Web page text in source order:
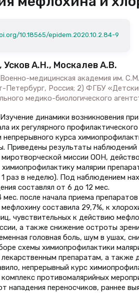
10.18565/epidem.2020.10.2.84-9
Усков А.Н., Москалев А.В.
медицинская академия им.
Петербург, Россия; 2) ФГБУ
медико-биологического
динамики возникновения
их регулярного
курса
Приведены результаты
миссии ООН,
малярии
раз в неделю). Под наблюдением
составлял от 6 до 12 мес.
после начала приема
составила 29,7%, к
чувствительных к действию
а также снижение остроты
головная боль, шум в ушах,
схемы химиопрофилактики
препаратам, а также
непрерывный курс
противомалярийных
нападения переносчиков, раннее